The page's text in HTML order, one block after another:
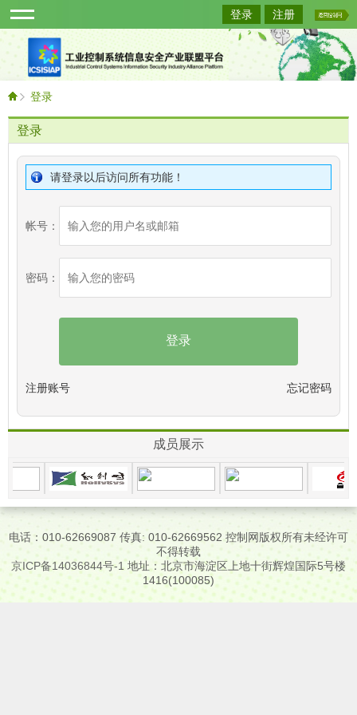
登录 注册
登录
登录
请登录以后访问所有功能！
帐号：
密码：
登录
注册账号 忘记密码
成员展示
电话：010-62669087 传真: 010-62669562 控制网版权所有未经许可
不得转载
京ICP备14036844号-1 地址：北京市海淀区上地十街辉煌国际5号楼
1416(100085)